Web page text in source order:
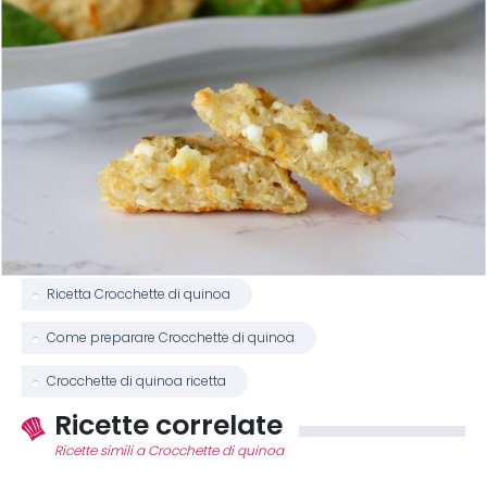
Ricetta Crocchette di quinoa
Come preparare Crocchette di quinoa
Crocchette di quinoa ricetta
Ricette correlate
Ricette simili a Crocchette di quinoa